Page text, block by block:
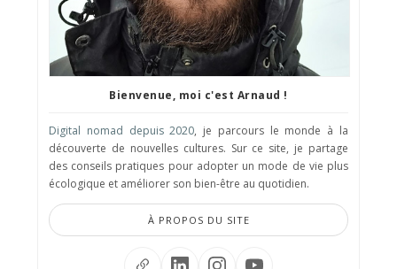
Bienvenue, moi c'est Arnaud !
Digital nomad depuis 2020, je parcours le monde à la
découverte de nouvelles cultures. Sur ce site, je partage
des conseils pratiques pour adopter un mode de vie plus
écologique et améliorer son bien-être au quotidien.
À PROPOS DU SITE